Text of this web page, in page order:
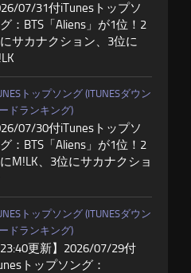
07/31付iTunesトップソ
：BTS「Aliens」が1位！2
サカナクション、3位に
トップソング (ITUNESダウン
ドランキング)
07/30付iTunesトップソ
：BTS「Aliens」が1位！2
M!LK、3位にサカナクショ
トップソング (ITUNESダウン
ドランキング)
23:40更新】2026/07/29付
トップソング：